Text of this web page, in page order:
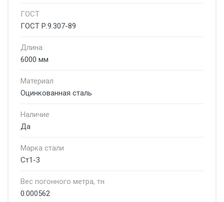
ГОСТ
ГОСТ Р.9.307-89
Длина
6000 мм
Материал
Оцинкованная сталь
Наличие
Да
Марка стали
Ст1-3
Вес погонного метра, тн
0.000562